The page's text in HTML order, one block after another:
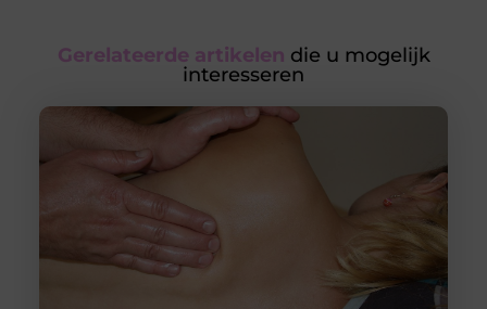
Gerelateerde artikelen die u mogelijk
interesseren